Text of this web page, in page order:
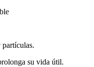
su vida útil.